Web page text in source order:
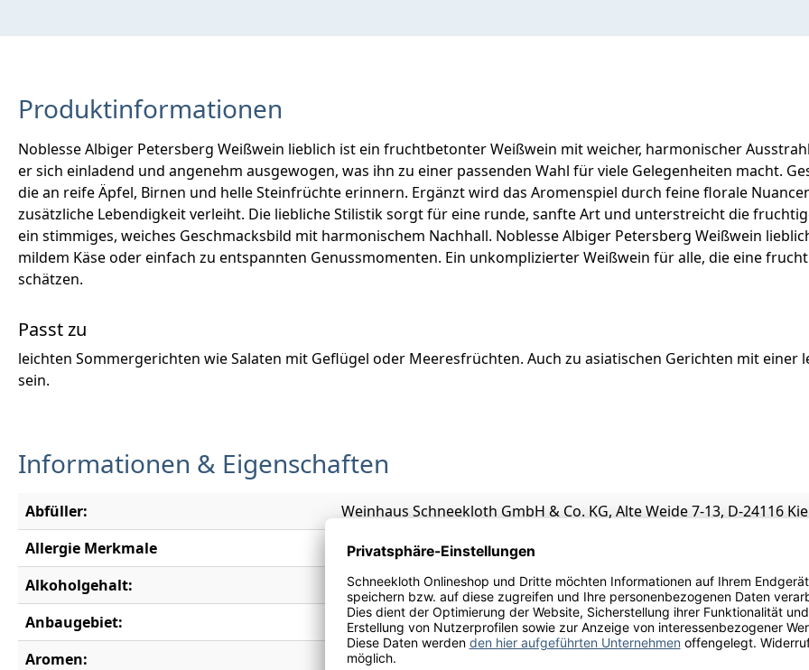
Produktinformationen
Noblesse Albiger Petersberg Weißwein lieblich ist ein fruchtbetonter Weißwein mit weicher, harmonischer
er sich einladend und angenehm ausgewogen, was ihn zu einer passenden Wahl für viele Gelegenheiten macht.
die an reife Äpfel, Birnen und helle Steinfrüchte erinnern. Ergänzt wird das Aromenspiel durch feine florale
zusätzliche Lebendigkeit verleiht. Die liebliche Stilistik sorgt für eine runde, sanfte Art und unterstreicht die
ein stimmiges, weiches Geschmacksbild mit harmonischem Nachhall. Noblesse Albiger Petersberg Weißwein
mildem Käse oder einfach zu entspannten Genussmomenten. Ein unkomplizierter Weißwein für alle, die eine
schätzen.
Passt zu
leichten Sommergerichten wie Salaten mit Geflügel oder Meeresfrüchten. Auch zu asiatischen Gerichten mit
sein.
Informationen & Eigenschaften
Abfüller:
Weinhaus Schneekloth GmbH & Co. KG, Alte Weide 7-13, D-24116
Allergie Merkmale
Enthält Sulfite
Alkoholgehalt:
9,5 % vol.
Anbaugebiet:
Rheinhessen
Aromen:
Birne, Limette, Quitte